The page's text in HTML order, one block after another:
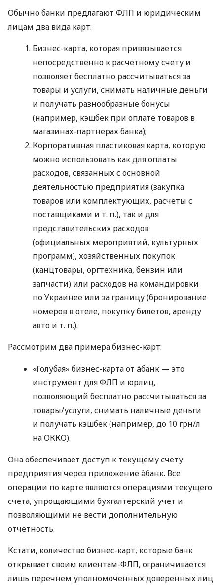
Обычно банки предлагают ФЛП и юридическим
лицам два вида карт:
Бизнес-карта, которая привязывается
непосредственно к расчетному счету и
позволяет бесплатно рассчитываться за
товары и услуги, снимать наличные деньги
и получать разнообразные бонусы
(например, кэшбек при оплате товаров в
магазинах-партнерах банка);
Корпоративная пластиковая карта, которую
можно использовать как для оплаты
расходов, связанных с основной
деятельностью предприятия (закупка
товаров или комплектующих, расчеты с
поставщиками и т. п.), так и для
представительских расходов
(официальных мероприятий, культурных
программ), хозяйственных покупок
(канцтовары, оргтехника, бензин или
запчасти) или расходов на командировки
по Украинее или за границу (бронирование
номеров в отеле, покупку билетов, аренду
авто и т. п.).
Рассмотрим два примера бизнес-карт:
«Голубая» бизнес-карта от àбанк — это
инструмент для ФЛП и юрлиц,
позволяющий бесплатно рассчитываться за
товары/услуги, снимать наличные деньги
и получать кэшбек (например, до 10 грн/л
на ОККО).
Она обеспечивает доступ к текущему счету
предприятия через приложение àбанк. Все
операции по карте являются операциями текущего
счета, упрощающими бухгалтерский учет и
позволяющими не вести дополнительную
отчетность.
Кстати, количество бизнес-карт, которые банк
открывает своим клиентам-ФЛП, ограничивается
лишь перечнем уполномоченных доверенных лиц